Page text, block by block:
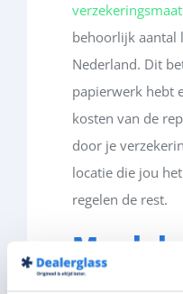
behoorlijk aantal
Nederland. Dit
papierwerk hebt
kosten van de
door je verzekerin
locatie die jou het
regelen de rest.
Maak